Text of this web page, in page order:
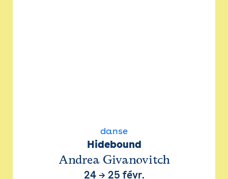
danse
Hidebound
Andrea Givanovitch
24→ 25 févr.